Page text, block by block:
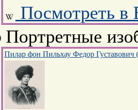
Посмотреть в
Портретные
Пилар фон Пильхау Федор Густавович